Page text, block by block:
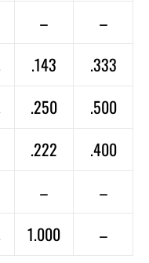
– –
.143 .333
.250 .500
.222 .400
– –
1.000 –